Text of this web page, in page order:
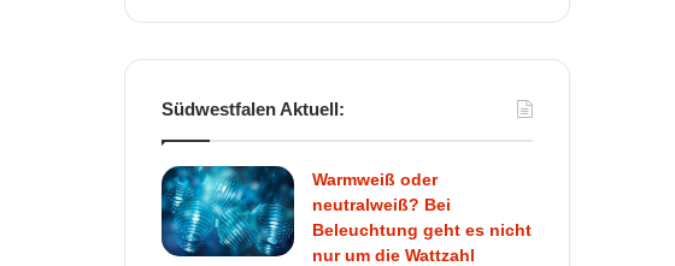
Südwestfalen Aktuell:
Warmweiß oder
neutralweiß? Bei
Beleuchtung geht es nicht
nur um die Wattzahl